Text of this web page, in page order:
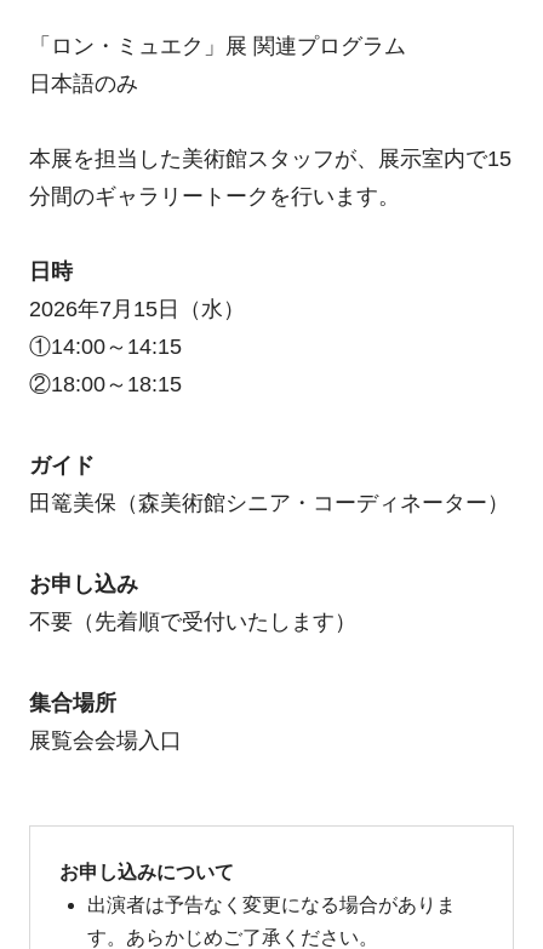
「ロン・ミュエク」展 関連プログラム
日本語のみ
本展を担当した美術館スタッフが、展示室内で15
分間のギャラリートークを行います。
日時
2026年7月15日（水）
①14:00～14:15
②18:00～18:15
ガイド
田篭美保（森美術館シニア・コーディネーター）
お申し込み
不要（先着順で受付いたします）
集合場所
展覧会会場入口
お申し込みについて
出演者は予告なく変更になる場合がありま
す。あらかじめご了承ください。